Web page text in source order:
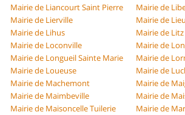
Mairie de Liancourt Saint Pierre
Mairie de
Mairie de Lierville
Mairie de
Mairie de Lihus
Mairie de Litz
Mairie de Loconville
Mairie de
Mairie de Longueil Sainte Marie
Mairie de
Mairie de Loueuse
Mairie de
Mairie de Machemont
Mairie de
Mairie de Maimbeville
Mairie de
Mairie de Maisoncelle Tuilerie
Mairie de